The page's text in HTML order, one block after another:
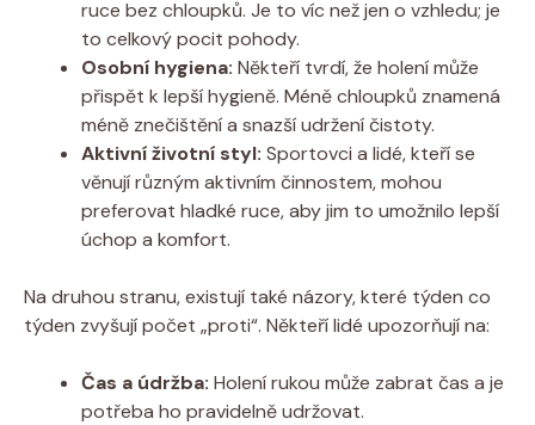
ruce bez chloupků. Je to víc než jen o vzhledu; je
to celkový pocit pohody.
Osobní hygiena: Někteří tvrdí, že holení může
přispět k lepší hygieně. Méně chloupků znamená
méně znečištění a snazší udržení čistoty.
Aktivní životní styl: Sportovci a lidé, kteří se
věnují různým aktivním činnostem, mohou
preferovat hladké ruce, aby jim to umožnilo lepší
úchop a komfort.
Na druhou stranu, existují také názory, které týden co
týden zvyšují počet „proti“. Někteří lidé upozorňují na:
Čas a údržba: Holení rukou může zabrat čas a je
potřeba ho pravidelně udržovat.